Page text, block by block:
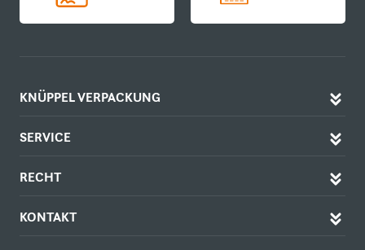
KNÜPPEL VERPACKUNG
SERVICE
RECHT
KONTAKT